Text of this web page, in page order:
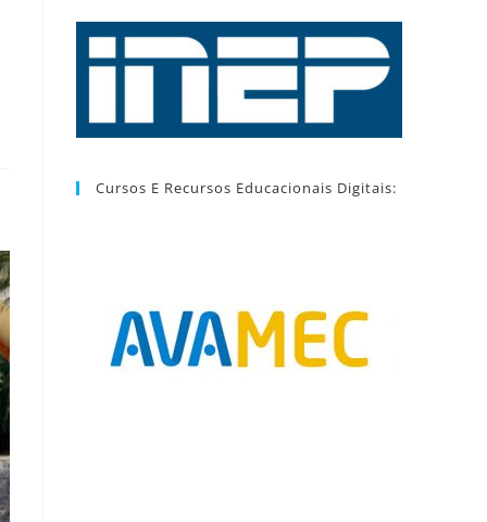
Cursos E Recursos Educacionais Digitais: